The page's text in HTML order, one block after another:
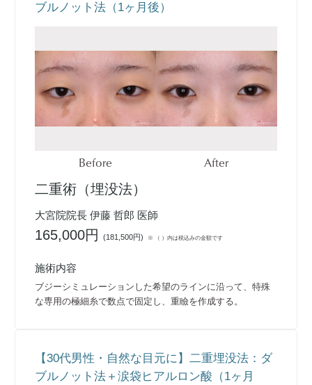
ブルノット法（1ヶ月後）
Before After
二重術（埋没法）
大宮院院長 伊藤 哲郎 医師
165,000円(181,500円) ※ （ ）内は税込みの金額です
施術内容
ブジーシミュレーションした希望のラインに沿って、特殊
な専用の極細糸で数点で固定し、重瞼を作成する。
【30代男性・自然な目元に】二重埋没法：ダ
ブルノット法＋涙袋ヒアルロン酸（1ヶ月